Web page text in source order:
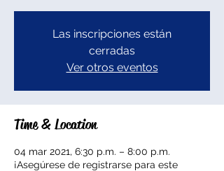
Las inscripciones están
cerradas
Ver otros eventos
Time & Location
04 mar 2021, 6:30 p.m. – 8:00 p.m.
¡Asegúrese de registrarse para este